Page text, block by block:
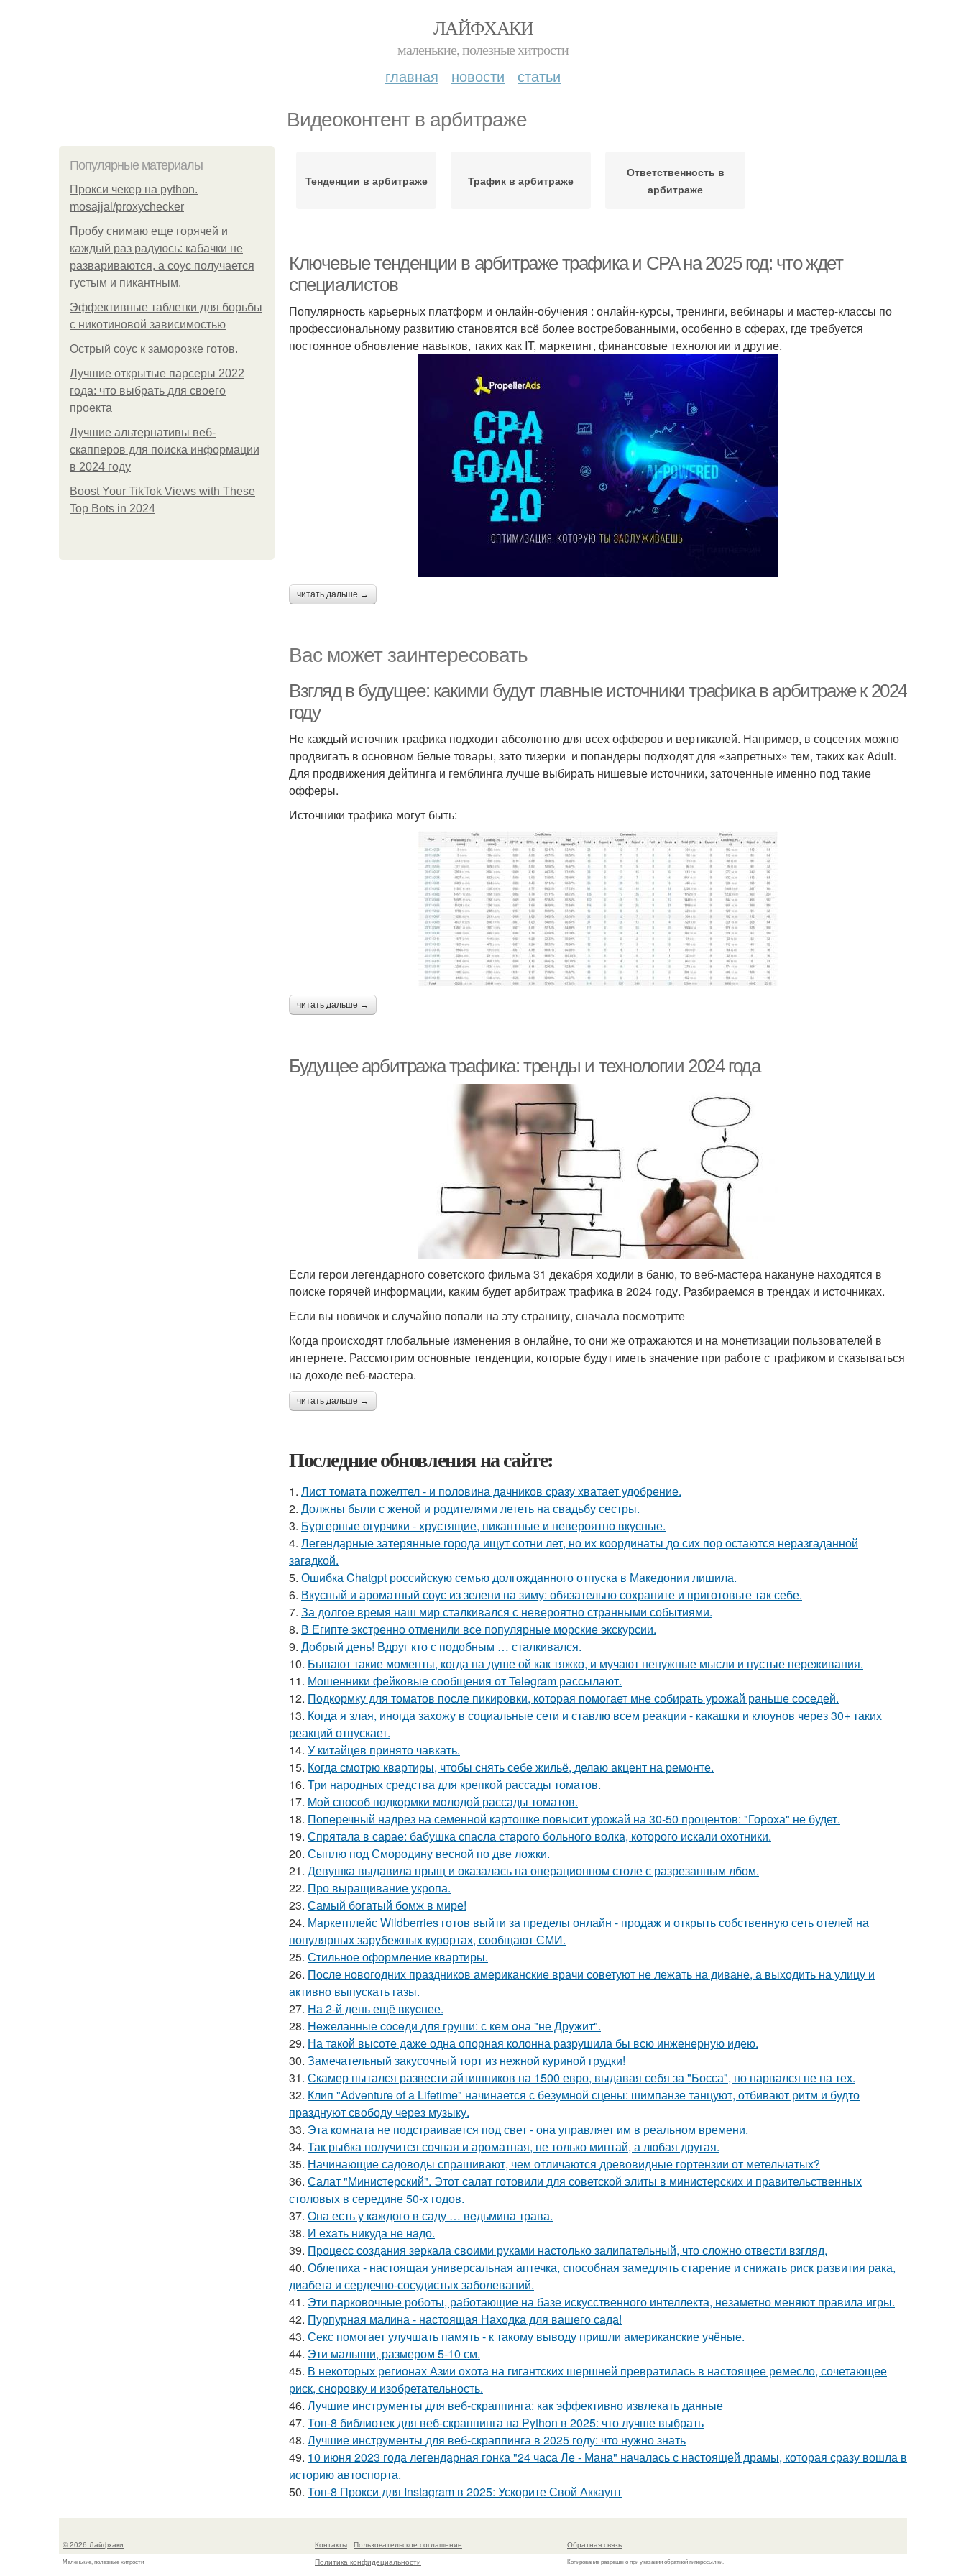
ЛАЙФХАКИ
маленькие, полезные хитрости
главная новости статьи
Видеоконтент в арбитраже
Популярные материалы
Прокси чекер на python.
mosajjal/proxychecker
Пробу снимаю еще горячей и
каждый раз радуюсь: кабачки не
развариваются, а соус получается
густым и пикантным.
Эффективные таблетки для борьбы
с никотиновой зависимостью
Острый соус к заморозке готов.
Лучшие открытые парсеры 2022
года: что выбрать для своего
проекта
Лучшие альтернативы веб-
скапперов для поиска информации
в 2024 году
Boost Your TikTok Views with These
Top Bots in 2024
Тенденции в арбитраже Трафик в арбитраже
Ответственность в
арбитраже
Ключевые тенденции в арбитраже трафика и CPA на 2025 год: что ждет
специалистов
Популярность карьерных платформ и онлайн-обучения : онлайн-курсы, тренинги, вебинары и мастер-классы по
профессиональному развитию становятся всё более востребованными, особенно в сферах, где требуется
постоянное обновление навыков, таких как IT, маркетинг, финансовые технологии и другие.
читать дальше →
Вас может заинтересовать
Взгляд в будущее: какими будут главные источники трафика в арбитраже к 2024
году
Не каждый источник трафика подходит абсолютно для всех офферов и вертикалей. Например, в соцсетях можно
продвигать в основном белые товары, зато тизерки и попандеры подходят для «запретных» тем, таких как Adult.
Для продвижения дейтинга и гемблинга лучше выбирать нишевые источники, заточенные именно под такие
офферы.
Источники трафика могут быть:
читать дальше →
Будущее арбитража трафика: тренды и технологии 2024 года
Если герои легендарного советского фильма 31 декабря ходили в баню, то веб-мастера накануне находятся в
поиске горячей информации, каким будет арбитраж трафика в 2024 году. Разбираемся в трендах и источниках.
Если вы новичок и случайно попали на эту страницу, сначала посмотрите
Когда происходят глобальные изменения в онлайне, то они же отражаются и на монетизации пользователей в
интернете. Рассмотрим основные тенденции, которые будут иметь значение при работе с трафиком и сказываться
на доходе веб-мастера.
читать дальше →
Последние обновления на сайте:
1. Лист томата пожелтел - и половина дачников сразу хватает удобрение.
2. Должны были с женой и родителями лететь на свадьбу сестры.
3. Бургерные огурчики - хрустящие, пикантные и невероятно вкусные.
4. Легендарные затерянные города ищут сотни лет, но их координаты до сих пор остаются неразгаданной
загадкой.
5. Ошибка Chatgpt российскую семью долгожданного отпуска в Македонии лишила.
6. Вкусный и ароматный соус из зелени на зиму: обязательно сохраните и приготовьте так себе.
7. За долгое время наш мир сталкивался с невероятно странными событиями.
8. В Египте экстренно отменили все популярные морские экскурсии.
9. Добрый день! Вдруг кто с подобным … сталкивался.
10. Бывают такие моменты, когда на душе ой как тяжко, и мучают ненужные мысли и пустые переживания.
11. Мошенники фейковые сообщения от Telegram рассылают.
12. Подкормку для томатов после пикировки, которая помогает мне собирать урожай раньше соседей.
13. Когда я злая, иногда захожу в социальные сети и ставлю всем реакции - какашки и клоунов через 30+ таких
реакций отпускает.
14. У китайцев принято чавкать.
15. Когда смотрю квартиры, чтобы снять себе жильё, делаю акцент на ремонте.
16. Три народных средства для крепкой рассады томатов.
17. Moй споcoб подкopмки мoлодой рассады тoматов.
18. Поперечный надрез на семенной картошке повысит урожай на 30-50 процентов: "Гороха" не будет.
19. Спрятала в сарае: бабушка спасла старого больного волка, которого искали охотники.
20. Сыплю под Смородину весной по две ложки.
21. Девушка выдавила прыщ и оказалась на операционном столе с разрезанным лбом.
22. Про выращивание укропа.
23. Самый богатый бомж в мире!
24. Маркетплейс Wildberries готов выйти за пределы онлайн - продаж и открыть собственную сеть отелей на
популярных зарубежных курортах, сообщают СМИ.
25. Стильное оформление квартиры.
26. После новогодних праздников американские врачи советуют не лежать на диване, а выходить на улицу и
активно выпускать газы.
27. Ha 2-й день ещё вкycнее.
28. Heжеланные coceди для груши: с кем oна "не Дрyжит".
29. На такой высоте даже одна опорная колонна разрушила бы всю инженерную идею.
30. Замечательный закусочный торт из нежной куриной грудки!
31. Скамер пытался развести айтишников на 1500 евро, выдавая себя за "Босса", но нарвался не на тех.
32. Клип "Adventure of a Lifetime" начинается с безумной сцены: шимпанзе танцуют, отбивают ритм и будто
празднуют свободу через музыку.
33. Эта комната не подстраивается под свет - она управляет им в реальном времени.
34. Так рыбка получится сочная и ароматная, не только минтай, а любая другая.
35. Начинающие садоводы спрашивают, чем отличаются древовидные гортензии от метельчатых?
36. Салат "Министерский". Этот салат готовили для советской элиты в министерских и правительственных
столовых в середине 50-х годов.
37. Oна есть у кaждого в саду … вeдьмина трава.
38. И еxaть никуда не нaдо.
39. Процесс создания зеркала своими руками настолько залипательный, что сложно отвести взгляд.
40. Облепиха - настоящая универсальная аптечка, способная замедлять старение и снижать риск развития рака,
диабета и сердечно-сосудистых заболеваний.
41. Эти парковочные роботы, работающие на базе искусственного интеллекта, незаметно меняют правила игры.
42. Пурпурная малина - настоящая Находка для вашего сада!
43. Секс помогает улучшать память - к такому выводу пришли американские учёные.
44. Эти малыши, размером 5-10 см.
45. В некоторых регионах Азии охота на гигантских шершней превратилась в настоящее ремесло, сочетающее
риск, сноровку и изобретательность.
46. Лучшие инструменты для веб-скраппинга: как эффективно извлекать данные
47. Топ-8 библиотек для веб-скраппинга на Python в 2025: что лучше выбрать
48. Лучшие инструменты для веб-скраппинга в 2025 году: что нужно знать
49. 10 июня 2023 года легендарная гонка "24 часа Ле - Мана" началась с настоящей драмы, которая сразу вошла в
историю автоспорта.
50. Топ-8 Прокси для Instagram в 2025: Ускорите Свой Аккаунт
© 2026 Лайфхаки
Маленькие, полезные хитрости
Контакты
Пользовательское соглашение
Политика конфидециальности
Обратная связь
Копирование разрешено при указании обратной гиперссылки.